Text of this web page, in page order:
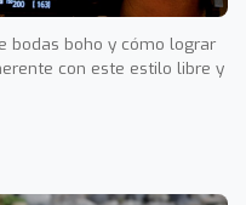
bodas boho y cómo lograr
con este estilo libre y